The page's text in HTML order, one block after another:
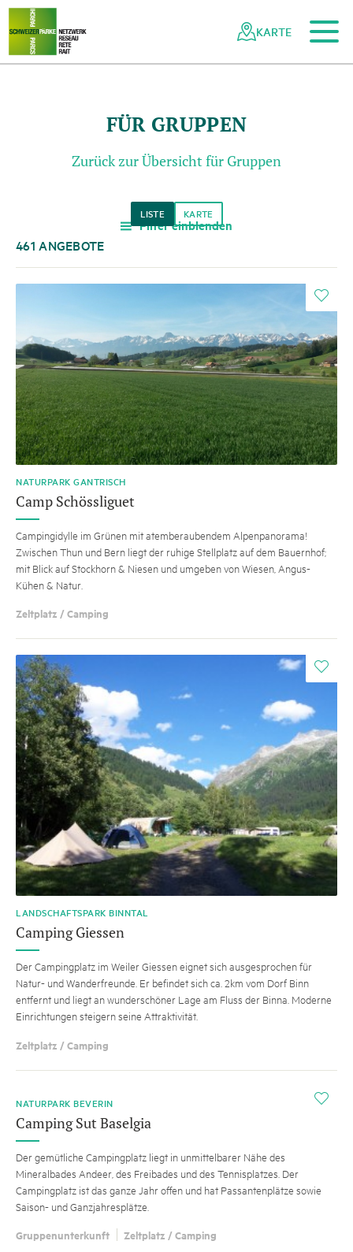
Navigieren
Netzwerk
Schweizer
Schnellnavigation
Zum Hauptinhalt
Zur mobilen Navigation
Zur Suche
Zum Fussbereich
Zur Sitemap
KARTE
FÜR GRUPPEN
Zurück zur Übersicht für Gruppen
a Filter einblenden
LISTE KARTE
461 ANGEBOTE
i
NATURPARK GANTRISCH
Camp Schössliguet
Campingidylle im Grünen mit atemberaubendem Alpenpanorama!
Zwischen Thun und Bern liegt der ruhige Stellplatz auf dem Bauernhof;
mit Blick auf Stockhorn & Niesen und umgeben von Wiesen, Angus-
Kühen & Natur.
Zeltplatz / Camping
i
LANDSCHAFTSPARK BINNTAL
Camping Giessen
Der Campingplatz im Weiler Giessen eignet sich ausgesprochen für
Natur- und Wanderfreunde. Er befindet sich ca. 2km vom Dorf Binn
entfernt und liegt an wunderschöner Lage am Fluss der Binna. Moderne
Einrichtungen steigern seine Attraktivität.
Zeltplatz / Camping
i
NATURPARK BEVERIN
Camping Sut Baselgia
Der gemütliche Campingplatz liegt in unmittelbarer Nähe des
Mineralbades Andeer, des Freibades und des Tennisplatzes. Der
Campingplatz ist das ganze Jahr offen und hat Passantenplätze sowie
Saison- und Ganzjahresplätze.
Gruppenunterkunft Zeltplatz / Camping